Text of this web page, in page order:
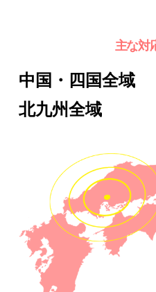
主な対
中国・四国全域
北九州全域